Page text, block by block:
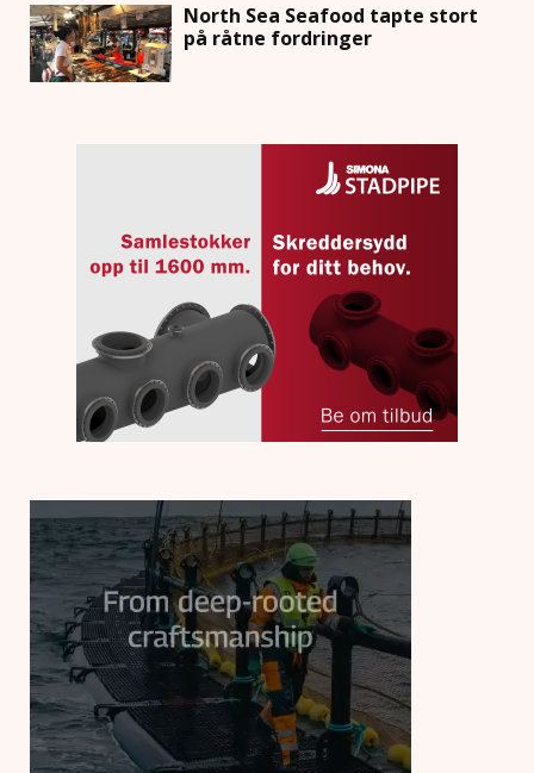
North Sea Seafood tapte stort
på råtne fordringer